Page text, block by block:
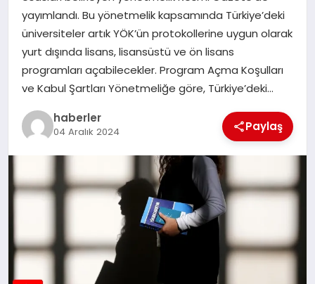
yayımlandı. Bu yönetmelik kapsamında Türkiye’deki
üniversiteler artık YÖK’ün protokollerine uygun olarak
yurt dışında lisans, lisansüstü ve ön lisans
programları açabilecekler. Program Açma Koşulları
ve Kabul Şartları Yönetmeliğe göre, Türkiye’deki…
haberler
04 Aralık 2024 Paylaş